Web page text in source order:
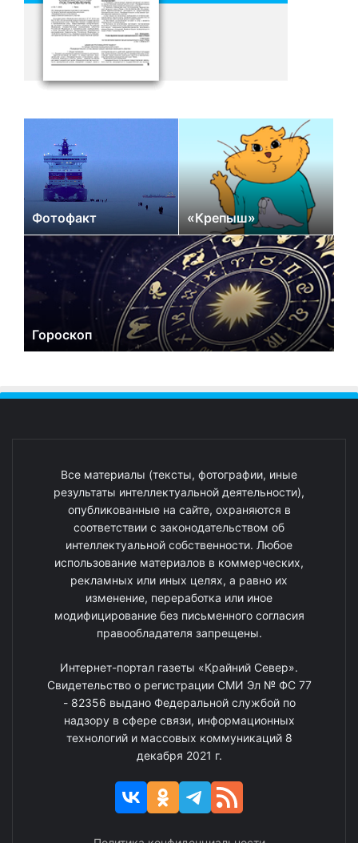
Фотофакт «Крепыш»
Гороскоп
Все материалы (тексты, фотографии, иные
результаты интеллектуальной деятельности),
опубликованные на сайте, охраняются в
соответствии с законодательством об
интеллектуальной собственности. Любое
использование материалов в коммерческих,
рекламных или иных целях, а равно их
изменение, переработка или иное
модифицирование без письменного согласия
правообладателя запрещены.
Интернет-портал газеты «Крайний Север».
Свидетельство о регистрации СМИ Эл № ФС 77
- 82356 выдано Федеральной службой по
надзору в сфере связи, информационных
технологий и массовых коммуникаций 8
декабря 2021 г.